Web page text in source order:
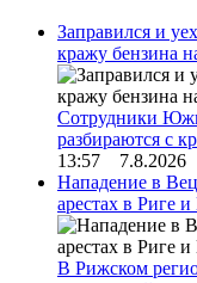
Заправился и
кражу бензина
Сотрудники
разбираются с
13:57 7.8.2026
Нападение в
арестах в Риге
В Рижском